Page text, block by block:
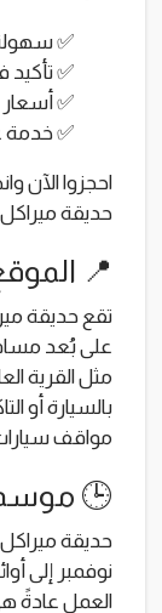
✅ سهولة
✅ تأكيد
✅
✅ خدمة
احجزوا الآن
حديقة
📍
على بُعد
مثل القرية
بالسيارة أو
مواقف سيارات
🕒 موسم
حديقة
نوفمبر إلى
العمل عادةً